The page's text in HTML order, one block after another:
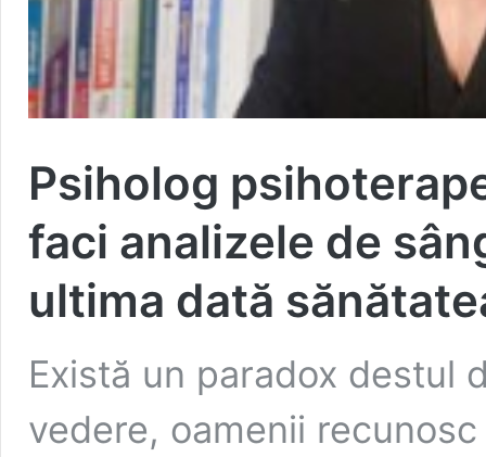
Psiholog
faci analizele de
ultima dată
Există un paradox destul
vedere, oamenii